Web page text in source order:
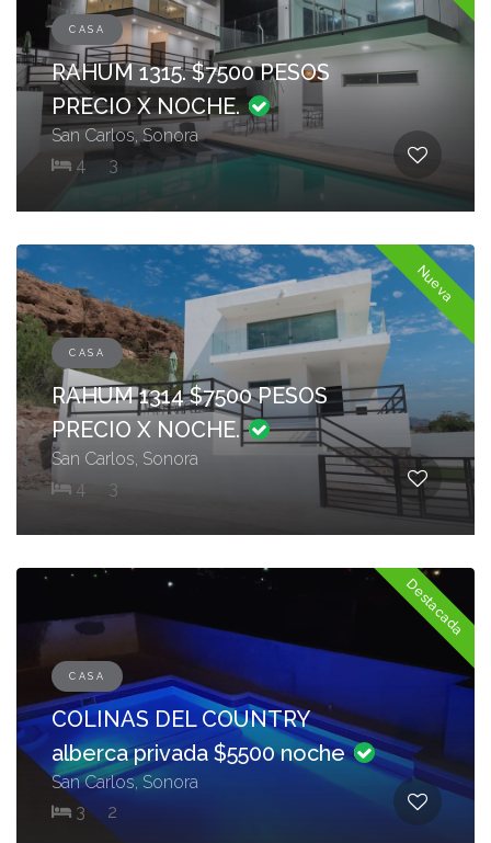
CASA
RAHUM 1315. $7500 PESOS
PRECIO X NOCHE.
San Carlos, Sonora
4
3
Nueva
CASA
RAHUM 1314 $7500 PESOS
PRECIO X NOCHE.
San Carlos, Sonora
4
3
Destacada
CASA
COLINAS DEL COUNTRY
alberca privada $5500 noche
San Carlos, Sonora
3
2